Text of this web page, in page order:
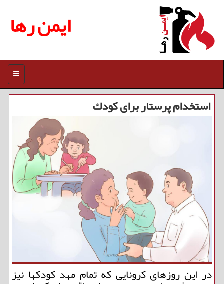
ایمن رها
منو
استخدام پرستار برای كودك
در این روزهای كرونایی كه تمام مهد كودكها نیز